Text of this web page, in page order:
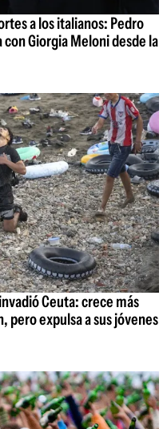
a los italianos: Pedro
Giorgia Meloni desde la
Ceuta: crece más
pero expulsa a sus jóvenes